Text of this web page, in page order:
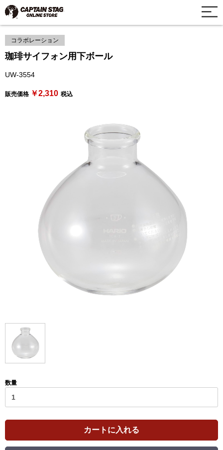
コラボレーション
珈琲サイフォン用下ボール
UW-3554
販売価格 ￥2,310 税込
数量
カートに入れる